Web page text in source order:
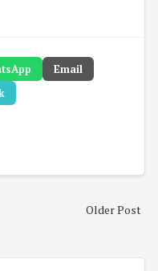
Email
Older Post